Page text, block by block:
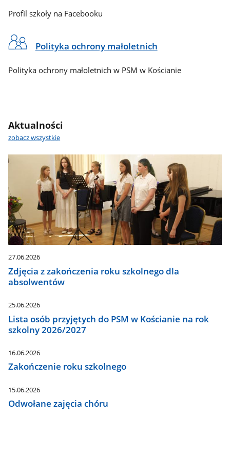
Profil szkoły na Facebooku
Polityka ochrony małoletnich
Polityka ochrony małoletnich w PSM w Kościanie
Aktualności
zobacz wszystkie
27.06.2026
Zdjęcia z zakończenia roku szkolnego dla
absolwentów
25.06.2026
Lista osób przyjętych do PSM w Kościanie na rok
szkolny 2026/2027
16.06.2026
Zakończenie roku szkolnego
15.06.2026
Odwołane zajęcia chóru